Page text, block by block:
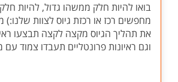
בואו להיות חלק ממשהו גדול, להיות
מחפשים רכז או רכזת גיוס לצוות
את תהליך הגיוס מקצה לקצה תבצעו
וגם ראיונות פרונטליים תעבדו צמוד